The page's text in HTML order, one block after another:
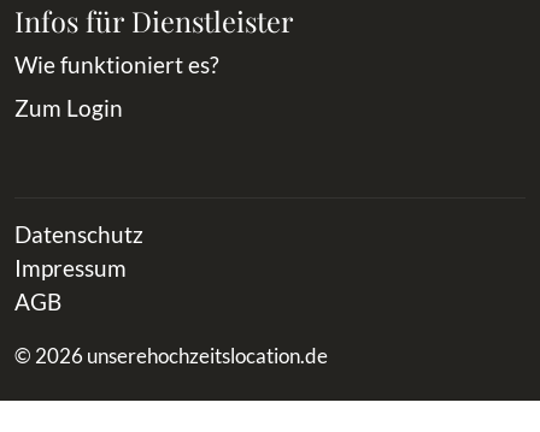
Infos für Dienstleister
Wie funktioniert es?
Zum Login
Datenschutz
Impressum
AGB
© 2026 unserehochzeitslocation.de